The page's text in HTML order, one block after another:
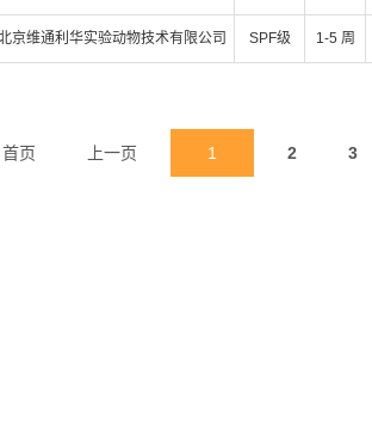
京维通利华实验动物技术有限公司 SPF级 1-5 周
首页 上一页 1 2 3